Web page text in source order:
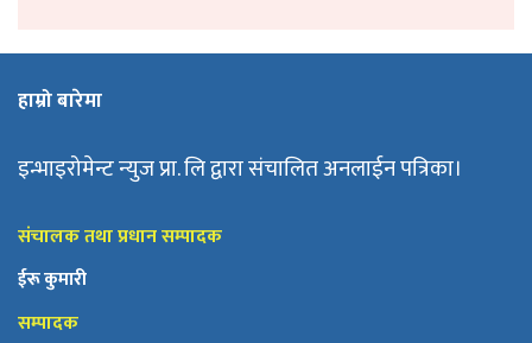
हाम्रो बारेमा
इन्भाइरोमेन्ट न्युज प्रा. लि द्वारा संचालित अनलाईन पत्रिका।
संचालक तथा प्रधान सम्पादक
ईरू कुमारी
सम्पादक